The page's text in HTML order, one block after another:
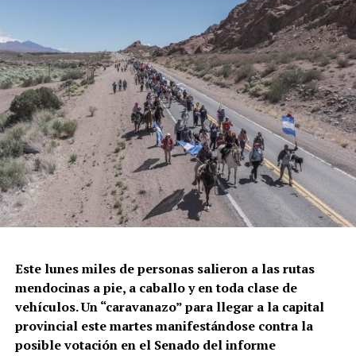
de su muerte fueron “las lesiones por proyectil de
munición múltiple. Hemorragia interna y externa”.
Correpi (la Coordinadora contra la represión policial e
institucional), afirmó: “Juan Gabriel recibió un impacto
directo al cuerpo. No sabemos todavía qué tipo de
cartuchería utilizaron, pero a corta distancia y directo a
Este lunes miles de personas salieron a las rutas
mendocinas a pie, a caballo y en toda clase de
vehículos. Un “caravanazo” para llegar a la capital
provincial este martes manifestándose contra la
posible votación en el Senado del informe